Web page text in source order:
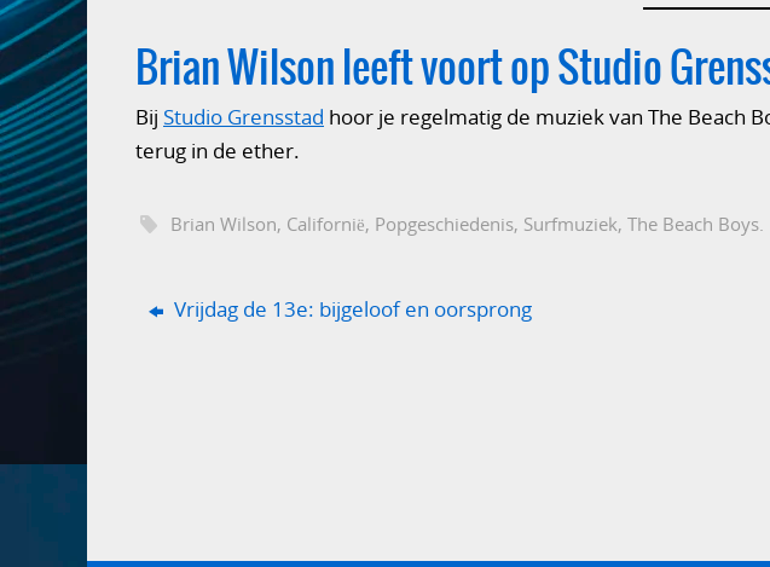
Brian Wilson leeft voort op Studio
Bij Studio Grensstad hoor je regelmatig de muziek van The Beach
terug in de ether.
Brian Wilson, Californië, Popgeschiedenis, Surfmuziek,The Beach Boys.
Vrijdag de 13e: bijgeloof en oorsprong